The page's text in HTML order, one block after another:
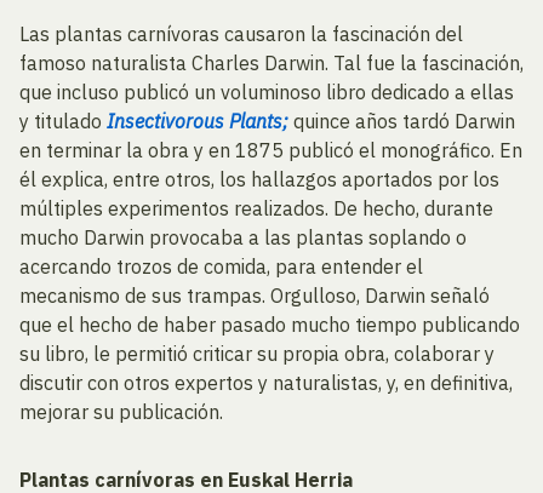
Las plantas carnívoras causaron la fascinación del
famoso naturalista Charles Darwin. Tal fue la fascinación,
que incluso publicó un voluminoso libro dedicado a ellas
y titulado Insectivorous Plants; quince años tardó Darwin
en terminar la obra y en 1875 publicó el monográfico. En
él explica, entre otros, los hallazgos aportados por los
múltiples experimentos realizados. De hecho, durante
mucho Darwin provocaba a las plantas soplando o
acercando trozos de comida, para entender el
mecanismo de sus trampas. Orgulloso, Darwin señaló
que el hecho de haber pasado mucho tiempo publicando
su libro, le permitió criticar su propia obra, colaborar y
discutir con otros expertos y naturalistas, y, en definitiva,
mejorar su publicación.
Plantas carnívoras en Euskal Herria